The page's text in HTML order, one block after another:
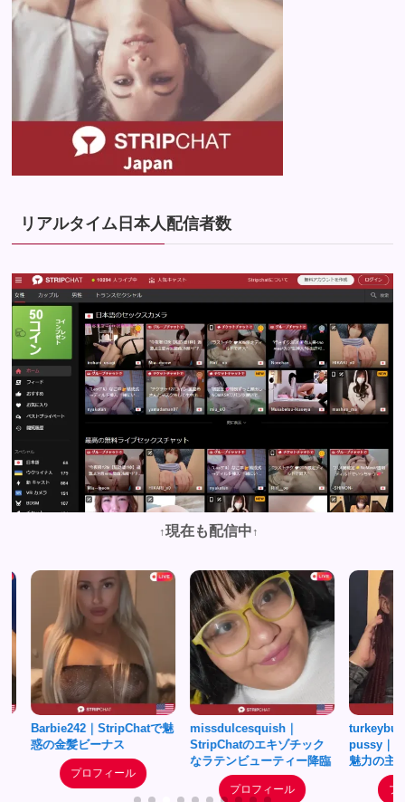
リアルタイム日本人配信者数
↑現在も配信中 ↑
Barbie242｜StripChatで魅
惑の金髪ビーナス
プロフィール
missdulcesquish｜
StripChatのエキゾチック
なラテンビューティー降臨
プロフィール
turkeybuttzy_
pussy｜
魅力の主婦が
プロフ